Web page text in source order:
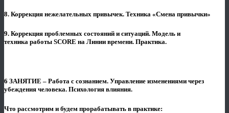
8. Коррекция нежелательных привычек. Техника «Смена привычки»
9. Коррекция проблемных состояний и ситуаций. Модель и
техника работы SCORE на Линии времени. Практика.
6 ЗАНЯТИЕ – Работа с сознанием. Управление изменениями через
убеждения человека. Психология влияния.
Что рассмотрим и будем прорабатывать в практике: